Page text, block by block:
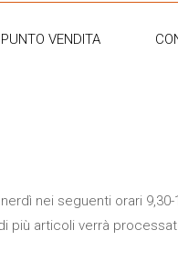
PUNTO VENDITA
nei seguenti orari 9,30-
articoli verrà